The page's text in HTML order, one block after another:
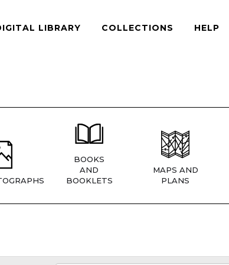
LIBRARY COLLECTIONS HELP
BOOKS
AND
BOOKLETS
MAPS AND
PLANS